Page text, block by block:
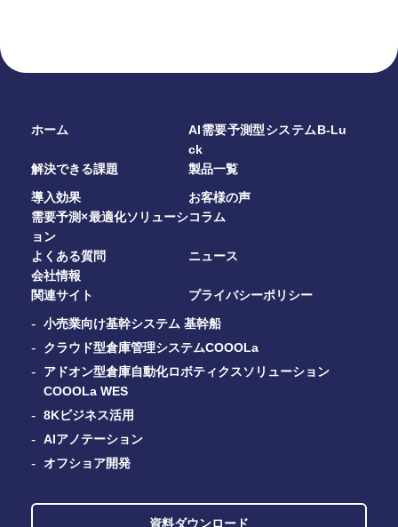
ホーム
AI需要予測型システムB-Lu
ck
解決できる課題
製品一覧
導入効果
お客様の声
需要予測×最適化ソリューシ
ョン
コラム
よくある質問
ニュース
会社情報
関連サイト
小売業向け基幹システム 基幹船
クラウド型倉庫管理システムCOOOLa
アドオン型倉庫自動化ロボティクスソリューション
COOOLa WES
8Kビジネス活用
AIアノテーション
オフショア開発
プライバシーポリシー
資料ダウンロード